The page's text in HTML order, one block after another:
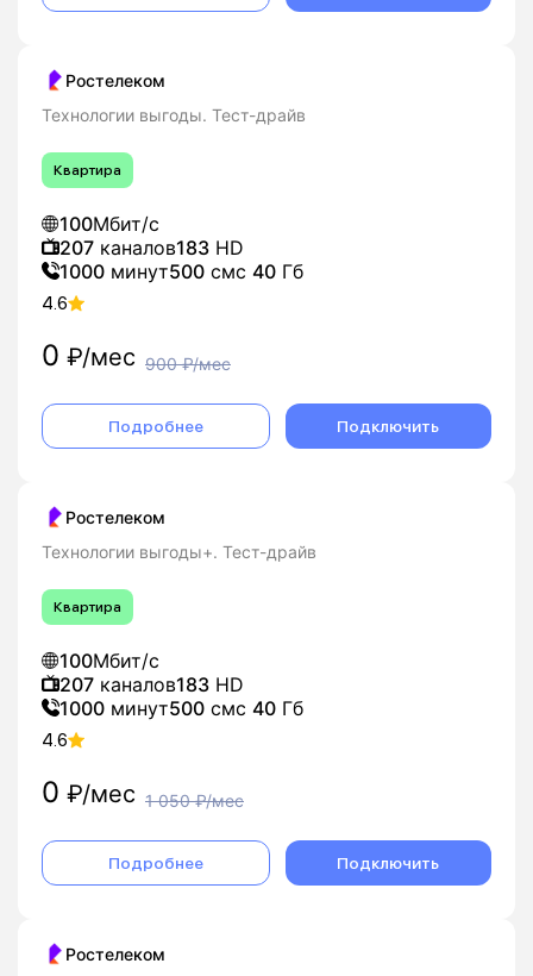
Ростелеком
Технологии выгоды. Тест-драйв
Квартира
100Мбит/с
207 каналов183 HD
1000 минут500 смс 40 Гб
4.6
0 ₽/мес 900₽/мес
Подробнее Подключить
Ростелеком
Технологии выгоды+. Тест-драйв
Квартира
100Мбит/с
207 каналов183 HD
1000 минут500 смс 40 Гб
4.6
0 ₽/мес 1 050₽/мес
Подробнее Подключить
Ростелеком